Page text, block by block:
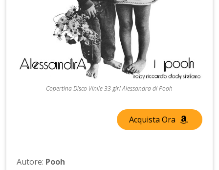
Copertina Disco Vinile 33 giri Alessandra di Pooh
Acquista Ora
Autore: Pooh